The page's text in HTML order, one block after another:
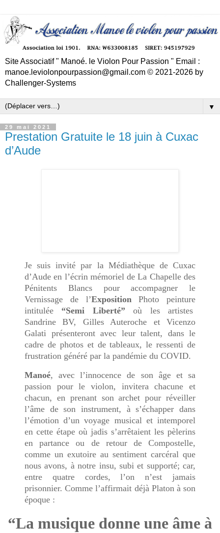
Site Associatif " Manoé. le Violon Pour Passion " Email :
manoe.leviolonpourpassion@gmail.com © 2021-2026 by
Challenger-Systems
▼
29 mai 2021
Prestation Gratuite le 18 juin à Cuxac
d’Aude
Je suis invité par la Médiathèque de Cuxac
d’Aude en l’écrin mémoriel de La Chapelle des
Pénitents Blancs pour accompagner le
Vernissage de l’ExpositionPhoto peinture
intitulée “Semi Liberté” où les artistes
Sandrine BV, Gilles Auteroche et Vicenzo
Galati présenteront avec leur talent, dans le
cadre de photos et de tableaux, le ressenti de
frustration généré par la pandémie du COVID.
Manoé, avec l’innocence de son âge et sa
passion pour le violon, invitera chacune et
chacun, en prenant son archet pour réveiller
l’âme de son instrument, à s’échapper dans
l’émotion d’un voyage musical et intemporel
en cette étape où jadis s’arrêtaient les pèlerins
en partance ou de retour de Compostelle,
comme un exutoire au sentiment carcéral que
nous avons, à notre insu, subi et supporté; car,
entre quatre cordes, l’on n’est jamais
prisonnier. Comme l’affirmait déjà Platon à son
époque :
“La musique donne une âme à